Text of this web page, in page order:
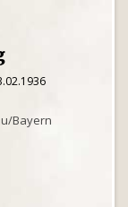
Bayern